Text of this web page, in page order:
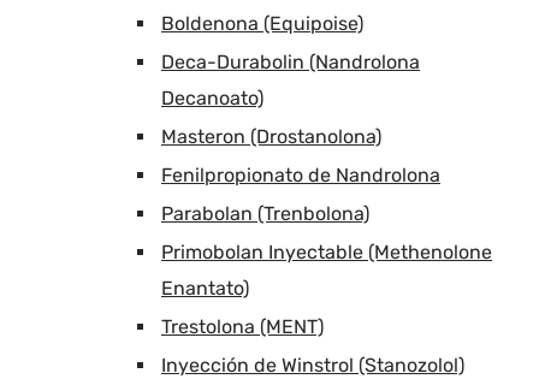
Boldenona (Equipoise)
Deca-Durabolin (Nandrolona
Decanoato)
Masteron (Drostanolona)
Fenilpropionato de Nandrolona
Parabolan (Trenbolona)
Primobolan Inyectable (Methenolone
Enantato)
Trestolona (MENT)
Inyección de Winstrol (Stanozolol)